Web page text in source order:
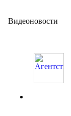
Видеоновости